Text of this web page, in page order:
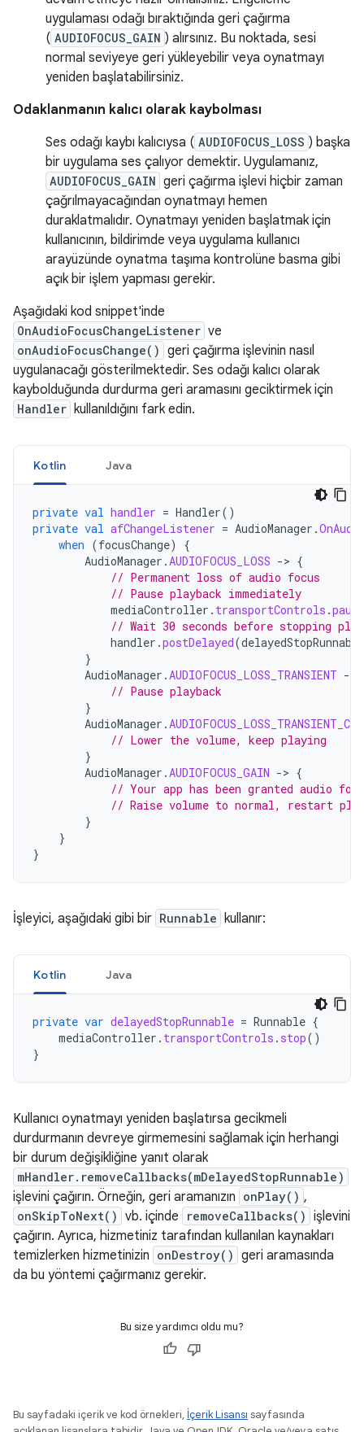
uygulaması odağı bıraktığında geri çağırma
( AUDIOFOCUS_GAIN ) alırsınız. Bu noktada, sesi
normal seviyeye geri yükleyebilir veya oynatmayı
yeniden başlatabilirsiniz.
Odaklanmanın kalıcı olarak kaybolması
Ses odağı kaybı kalıcıysa ( AUDIOFOCUS_LOSS ) başka
bir uygulama ses çalıyor demektir. Uygulamanız,
AUDIOFOCUS_GAIN geri çağırma işlevi hiçbir zaman
çağrılmayacağından oynatmayı hemen
duraklatmalıdır. Oynatmayı yeniden başlatmak için
kullanıcının, bildirimde veya uygulama kullanıcı
arayüzünde oynatma taşıma kontrolüne basma gibi
açık bir işlem yapması gerekir.
Aşağıdaki kod snippet'inde
OnAudioFocusChangeListener ve
onAudioFocusChange() geri çağırma işlevinin nasıl
uygulanacağı gösterilmektedir. Ses odağı kalıcı olarak
kaybolduğunda durdurma geri aramasını geciktirmek için
Handler kullanıldığını fark edin.
Kotlin Java
private val handler = Handler()
private val afChangeListener = AudioManager .
when (focusChange)
{
AudioManager .AUDIOFOCUS_LOSS -> {
// Permanent loss of audio focus
// Pause playback immediately
mediaController . transportControls .pause
// Wait 30 seconds before stopping
handler .postDelayed(delayedStopRunnable
}
AudioManager .AUDIOFOCUS_LOSS_TRANSIENT -
// Pause playback
}
AudioManager .
// Lower the volume, keep playing
}
AudioManager .AUDIOFOCUS_GAIN -> {
// Your app has been granted audio
// Raise volume to normal, restart
}
}
}
İşleyici, aşağıdaki gibi bir Runnable kullanır:
Kotlin Java
private var delayedStopRunnable = Runnable {
mediaController . transportControls . stop()
}
Kullanıcı oynatmayı yeniden başlatırsa gecikmeli
durdurmanın devreye girmemesini sağlamak için herhangi
bir durum değişikliğine yanıt olarak
mHandler.removeCallbacks(mDelayedStopRunnable)
işlevini çağırın. Örneğin, geri aramanızın onPlay() ,
onSkipToNext() vb. içinde removeCallbacks() işlevini
çağırın. Ayrıca, hizmetiniz tarafından kullanılan kaynakları
temizlerken hizmetinizin onDestroy() geri aramasında
da bu yöntemi çağırmanız gerekir.
Bu size yardımcı oldu mu?
Bu sayfadaki içerik ve kod örnekleri, İçerik Lisansı sayfasında